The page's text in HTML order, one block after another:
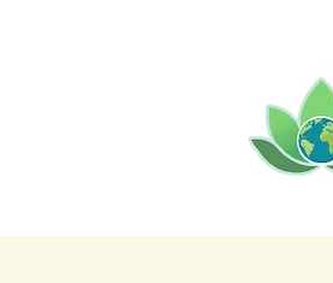
CENTRUM
PACHA
MAMA